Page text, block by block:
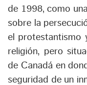
de 1998, como
sobre la
el protestantismo
religión, pero
de Canadá en
seguridad de un